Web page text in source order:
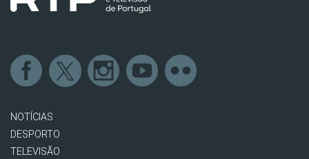
NOTÍCIAS
DESPORTO
TELEVISÃO